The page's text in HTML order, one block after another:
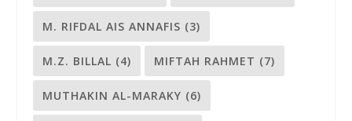
M. RIFDAL AIS ANNAFIS (3)
M.Z. BILLAL (4) MIFTAH RAHMET (7)
MUTHAKIN AL-MARAKY (6)